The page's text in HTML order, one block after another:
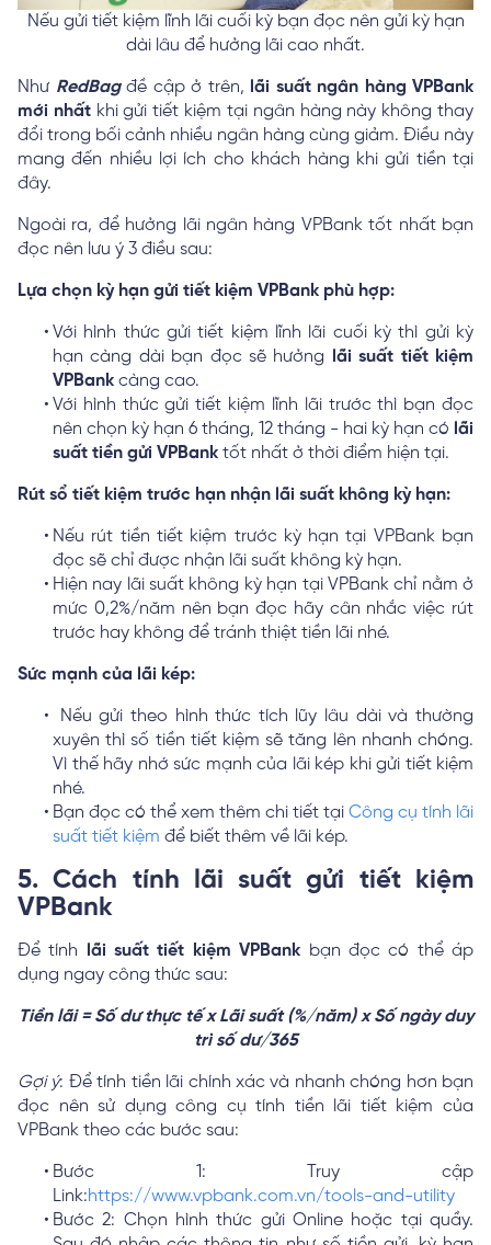
Nếu gửi tiết kiệm lĩnh lãi cuối kỳ bạn đọc nên gửi kỳ hạn
dài lâu để hưởng lãi cao nhất.
Như RedBagđề cập ở trên, lãi suất ngân hàng VPBank
mới nhất khi gửi tiết kiệm tại ngân hàng này không thay
đổi trong bối cảnh nhiều ngân hàng cùng giảm. Điều này
mang đến nhiều lợi ích cho khách hàng khi gửi tiền tại
đây.
Ngoài ra, để hưởng lãi ngân hàng VPBank tốt nhất bạn
đọc nên lưu ý 3 điều sau:
Lựa chọn kỳ hạn gửi tiết kiệm VPBank phù hợp:
Với hình thức gửi tiết kiệm lĩnh lãi cuối kỳ thì gửi kỳ
hạn càng dài bạn đọc sẽ hưởng
lãi suất tiết kiệm
VPBank càng cao.
Với hình thức gửi tiết kiệm lĩnh lãi trước thì bạn đọc
nên chọn kỳ hạn 6 tháng, 12 tháng - hai kỳ hạn có lãi
suất tiền gửi VPBank tốt nhất ở thời điểm hiện tại.
Rút sổ tiết kiệm trước hạn nhận lãi suất không kỳ hạn:
Nếu rút tiền tiết kiệm trước kỳ hạn tại VPBank bạn
đọc sẽ chỉ được nhận lãi suất không kỳ hạn.
Hiện nay lãi suất không kỳ hạn tại VPBank chỉ nằm ở
mức 0,2%/năm nên bạn đọc hãy cân nhắc việc rút
trước hay không để tránh thiệt tiền lãi nhé.
Sức mạnh của lãi kép:
Nếu gửi theo hình thức tích lũy lâu dài và thường
xuyên thì số tiền tiết kiệm sẽ tăng lên nhanh chóng.
Vì thế hãy nhớ sức mạnh của lãi kép khi gửi tiết kiệm
nhé.
Bạn đọc có thể xem thêm chi tiết tại Công cụ tính lãi
suất tiết kiệm để biết thêm về lãi kép.
5. Cách tính lãi suất gửi tiết kiệm
VPBank
Để tính lãi suất tiết kiệm VPBank bạn đọc có thể áp
dụng ngay công thức sau:
Tiền lãi = Số dư thực tế x Lãi suất (%/năm) x Số ngày duy
trì số dư/365
Gợi ý: Để tính tiền lãi chính xác và nhanh chóng hơn bạn
đọc nên sử dụng công cụ tính tiền lãi tiết kiệm của
VPBank theo các bước sau:
Bước 1: Truy cập
Link:https://www.vpbank.com.vn/tools-and-utility
Bước 2: Chọn hình thức gửi Online hoặc tại quầy.